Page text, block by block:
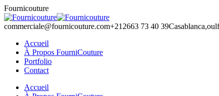
Skip
to
content
Fournicouture
commerciale@fournicouture.com+212663 73 40 39
Accueil
À Propos FourniCouture
Portfolio
Contact
Facebook
InstagramAccueil